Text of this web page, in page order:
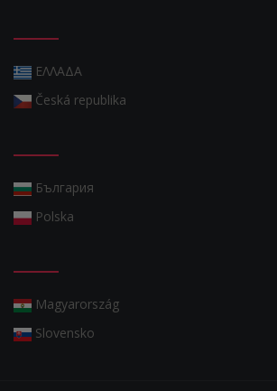
ΕΛΛΑΔΑ
Česká republika
България
Polska
Magyarország
Slovensko